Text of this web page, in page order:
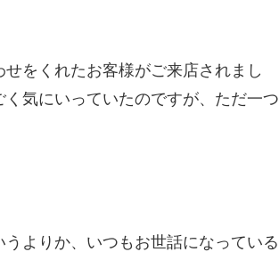
をくれたお客様がご来店されまし
気にいっていたのですが、ただ一つ
よりか、いつもお世話になっている